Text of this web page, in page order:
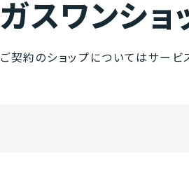
ガスワンショ
ご契約のショップについてはサー